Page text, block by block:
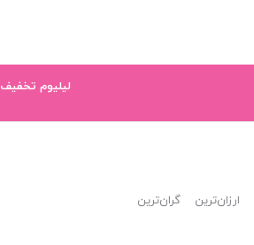
لیلیوم تخفیف
ارزان‌ترین گران‌ترین